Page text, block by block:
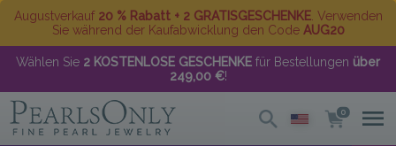
Augustverkauf 20 % Rabatt + 2 GRATISGESCHENKE. Verwenden
Sie während der Kaufabwicklung den Code AUG20
Wählen Sie 2 KOSTENLOSE GESCHENKE für Bestellungen über
249,00 €!
0